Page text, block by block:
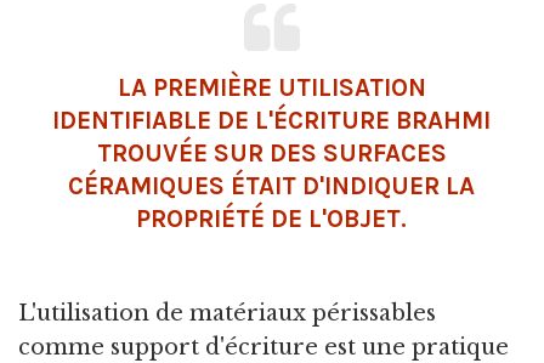
LA PREMIÈRE UTILISATION
IDENTIFIABLE DE L'ÉCRITURE BRAHMI
TROUVÉE SUR DES SURFACES
CÉRAMIQUES ÉTAIT D'INDIQUER LA
PROPRIÉTÉ DE L'OBJET.
L'utilisation de matériaux périssables
comme support d'écriture est une pratique